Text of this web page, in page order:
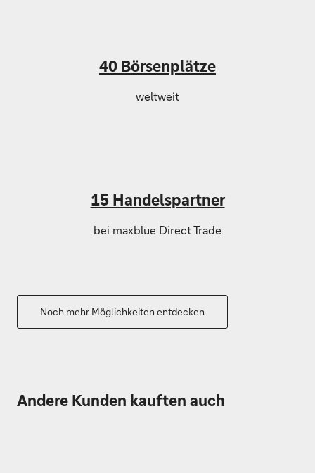
40 Börsenplätze
weltweit
15 Handelspartner
bei maxblue Direct Trade
Noch mehr Möglichkeiten entdecken
Andere Kunden kauften auch